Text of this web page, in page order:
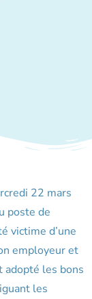
22 mars
poste de
victime d’une
employeur et
adopté les bons
les